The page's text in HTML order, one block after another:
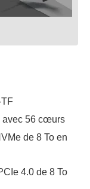
avec 56 cœurs
de 8 To en
4.0 de 8 To